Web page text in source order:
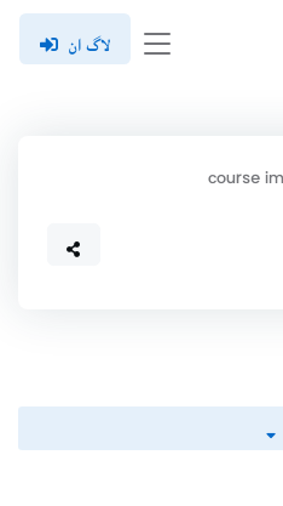
لاگ ان